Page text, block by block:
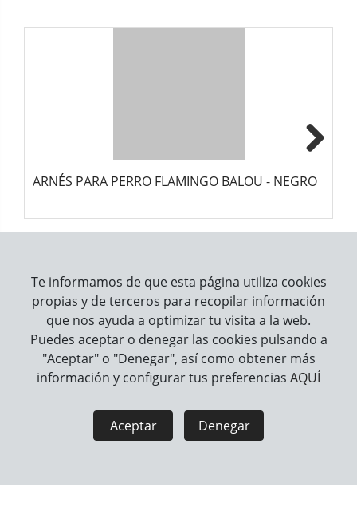
ARNÉS PARA PERRO FLAMINGO BALOU - NEGRO
Next
Los clientes que han comprado este
producto también han comprado
Te informamos de que esta página utiliza cookies
propias y de terceros para recopilar información
que nos ayuda a optimizar tu visita a la web.
Puedes aceptar o denegar las cookies pulsando a
"Aceptar" o "Denegar", así como obtener más
información y configurar tus preferencias AQUÍ
Aceptar Denegar